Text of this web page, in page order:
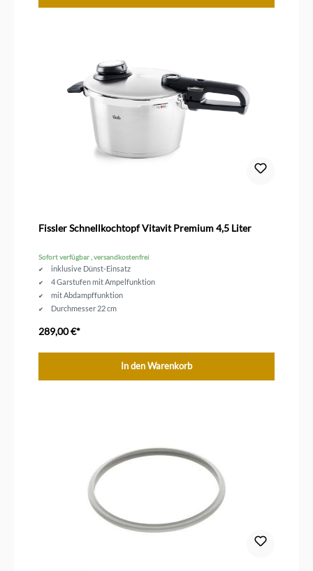
Fissler Schnellkochtopf Vitavit Premium 4,5 Liter
Sofort verfügbar , versandkostenfrei
inklusive Dünst-Einsatz
4 Garstufen mit Ampelfunktion
mit Abdampffunktion
Durchmesser 22 cm
289,00 €*
In den Warenkorb